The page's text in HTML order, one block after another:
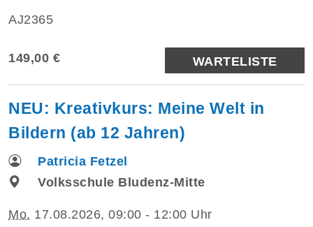
AJ2365
149,00 € WARTELISTE
NEU: Kreativkurs: Meine Welt in
Bildern (ab 12 Jahren)
Patricia Fetzel
Volksschule Bludenz-Mitte
Mo. 17.08.2026, 09:00 - 12:00 Uhr